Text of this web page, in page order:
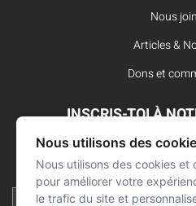
Nous
Articles &
Dons et
INSCRIS-TOI À
Reste à l’affût des dernières
d’urgence et ne manque
Nous utilisons des
Nous utilisons des cookies et
pour améliorer votre
le trafic du site et